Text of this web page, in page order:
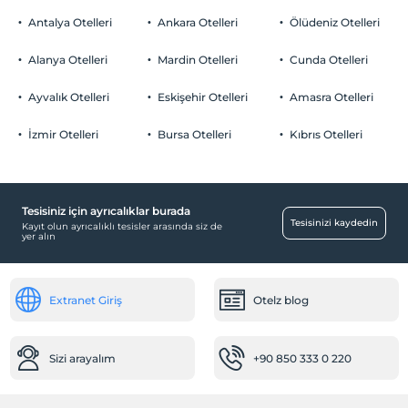
Otopark (Tesis bünyesinde)
Tv odası
Resepsiyon Hizmetleri
Ulaşım
Transfer servisi (ücretli)
Çocuklar
Her bir oda için 6 yaşına kadar 1 çocuk ücretsizdir
Antalya Otelleri
Alanya Otelleri
Ayvalık Otelleri
İzmir Otelleri
Ankara Otelleri
Mardin Otelleri
Eskişehir Otelleri
Bursa Otelleri
Ölüdeniz Otelleri
Cunda Otelleri
Amasra Otelleri
Kıbrıs Otelleri
Tesisiniz için ayrıcalıklar burada
Kayıt olun ayrıcalıklı tesisler arasında siz de
yer alın
Tesisinizi kaydedin
Extranet Giriş Otelz blog
Sizi arayalım +90 850 333 0 220